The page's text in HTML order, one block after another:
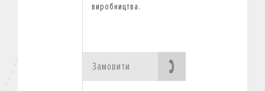
виробництва.
Замовити